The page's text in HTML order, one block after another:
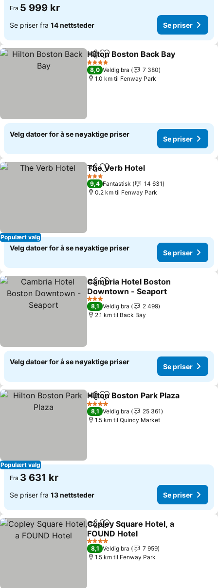
Fra 5 999 kr
Se priser fra 14 nettsteder Se priser
Del Legg til i favoritter
Hilton Boston Back Bay
4 Stjerner
8,0 Veldig bra
7 380
1.0 km til Fenway Park
Velg datoer for å se nøyaktige priser
Se priser
Populært valg
Del Legg til i favoritter
The Verb Hotel
3 Stjerner
9,4 Fantastisk
14 631
0.2 km til Fenway Park
Velg datoer for å se nøyaktige priser
Se priser
Del Legg til i favoritter
Cambria Hotel Boston
Downtown - Seaport
3 Stjerner
8,1 Veldig bra
2 499
2.1 km til Back Bay
Velg datoer for å se nøyaktige priser
Se priser
Populært valg
Del Legg til i favoritter
Hilton Boston Park Plaza
4 Stjerner
8,1 Veldig bra
25 361
1.5 km til Quincy Market
Fra 3 631 kr
Se priser fra 13 nettsteder Se priser
Del Legg til i favoritter
Copley Square Hotel, a
FOUND Hotel
4 Stjerner
8,1 Veldig bra
7 959
1.5 km til Fenway Park